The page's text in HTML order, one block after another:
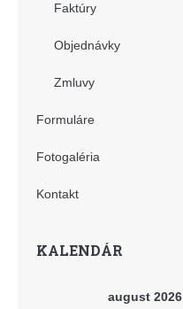
Faktúry
Objednávky
Zmluvy
Formuláre
Fotogaléria
Kontakt
KALENDÁR
august 2026